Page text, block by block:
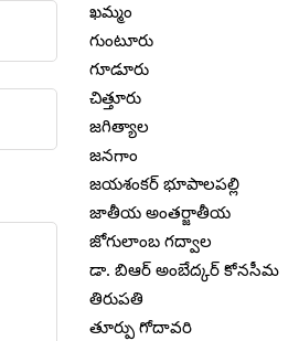
ఖమ్మం
గుంటూరు
గూడూరు
చిత్తూరు
జగిత్యాల
జనగాం
జయశంకర్ భూపాలపల్లి
జాతీయ అంతర్జాతీయ
జోగులాంబ గద్వాల
డా. బిఆర్ అంబేద్కర్ కోనసీమ
తిరుపతి
తూర్పు గోదావరి